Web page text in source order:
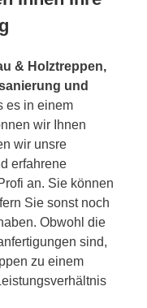
& Holztreppen,
und
es in einem
wir Ihnen
wir unsre
erfahrene
an. Sie können
Sie sonst noch
Obwohl die
sind,
zu einem